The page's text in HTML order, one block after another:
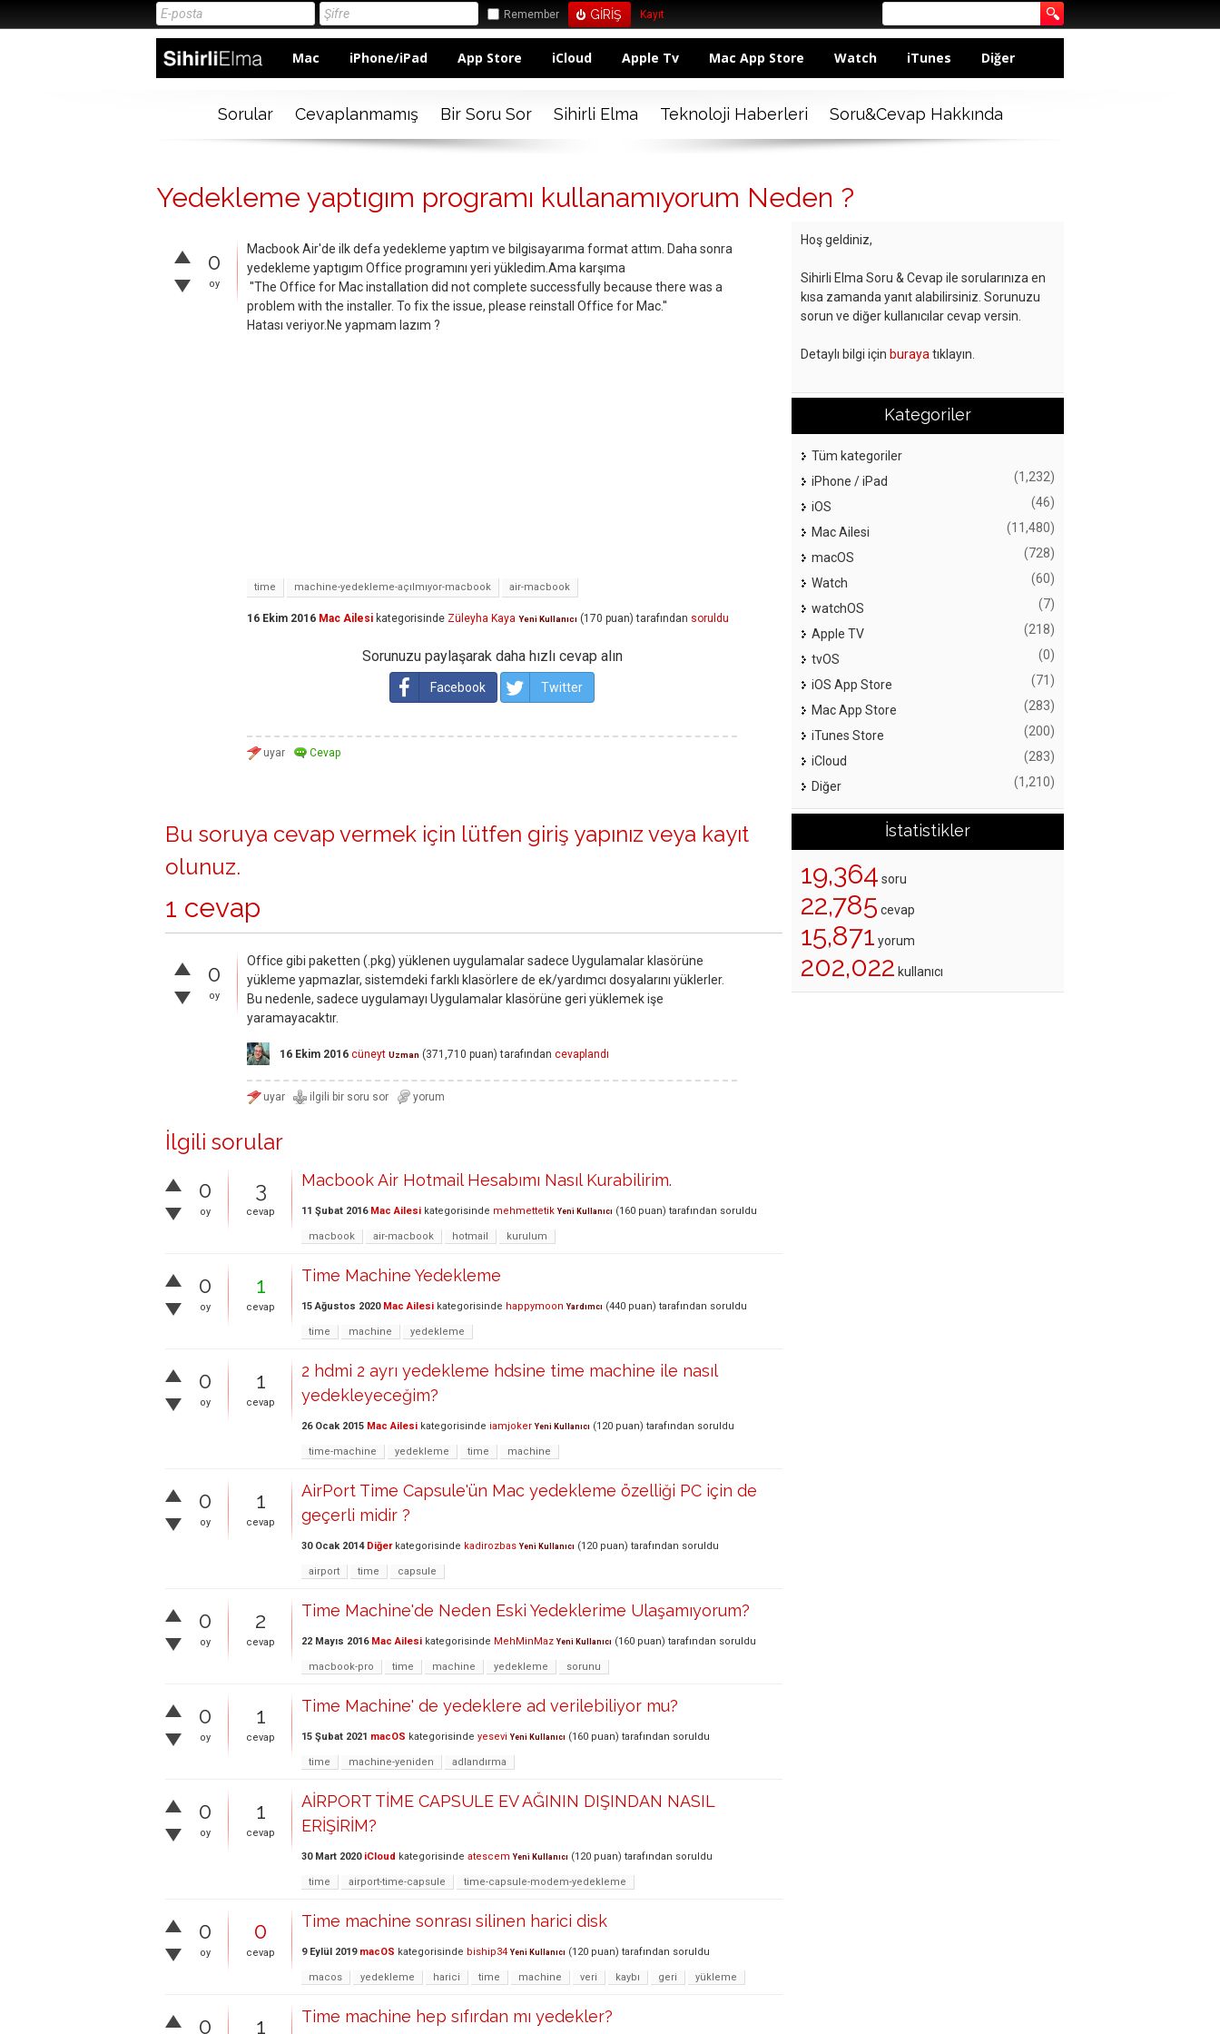
Remember Kayıt
Mac iPhone/iPad App Store iCloud Apple Tv Mac App Store Watch iTunes Diğer
Sorular Cevaplanmamış Bir Soru Sor Sihirli Elma Teknoloji Haberleri Soru&Cevap Hakkında
Yedekleme yaptıgım programı kullanamıyorum Neden ?
0
oy
Macbook Air'de ilk defa yedekleme yaptım ve bilgisayarıma format attım. Daha sonra
yedekleme yaptıgım Office programını yeri yükledim.Ama karşıma
''The Office for Mac installation did not complete successfully because there was a
problem with the installer. To fix the issue, please reinstall Office for Mac.''
Hatası veriyor.Ne yapmam lazım ?
time machine-yedekleme-açılmıyor-macbook air-macbook
16 Ekim 2016 Mac Ailesi kategorisinde Züleyha Kaya Yeni Kullanıcı (170 puan) tarafından soruldu
Sorunuzu paylaşarak daha hızlı cevap alın
Facebook Twitter
Bu soruya cevap vermek için lütfen giriş yapınız veya kayıt
olunuz.
1 cevap
0
oy
Office gibi paketten (.pkg) yüklenen uygulamalar sadece Uygulamalar klasörüne
yükleme yapmazlar, sistemdeki farklı klasörlere de ek/yardımcı dosyalarını yüklerler.
Bu nedenle, sadece uygulamayı Uygulamalar klasörüne geri yüklemek işe
yaramayacaktır.
16 Ekim 2016 cüneyt Uzman (371,710 puan) tarafından cevaplandı
İlgili sorular
0
oy
3
cevap
Macbook Air Hotmail Hesabımı Nasıl Kurabilirim.
11 Şubat 2016 Mac Ailesi kategorisinde mehmettetik Yeni Kullanıcı (160 puan) tarafından soruldu
macbook air-macbook hotmail kurulum
0
oy
1
cevap
Time Machine Yedekleme
15 Ağustos 2020 Mac Ailesi kategorisinde happymoon Yardımcı (440 puan) tarafından soruldu
time machine yedekleme
0
oy
1
cevap
2 hdmi 2 ayrı yedekleme hdsine time machine ile nasıl
yedekleyeceğim?
26 Ocak 2015 Mac Ailesi kategorisinde iamjoker Yeni Kullanıcı (120 puan) tarafından soruldu
time-machine yedekleme time machine
0
oy
1
cevap
AirPort Time Capsule'ün Mac yedekleme özelliği PC için de
geçerli midir ?
30 Ocak 2014 Diğerkategorisinde kadirozbas Yeni Kullanıcı (120 puan) tarafından soruldu
airport time capsule
0
oy
2
cevap
Time Machine'de Neden Eski Yedeklerime Ulaşamıyorum?
22 Mayıs 2016 Mac Ailesi kategorisinde MehMinMaz Yeni Kullanıcı (160 puan) tarafından soruldu
macbook-pro time machine yedekleme sorunu
0
oy
1
cevap
Time Machine' de yedeklere ad verilebiliyor mu?
15 Şubat 2021 macOS kategorisinde yesevi Yeni Kullanıcı (160 puan) tarafından soruldu
time machine-yeniden adlandırma
0
oy
1
cevap
AİRPORT TİME CAPSULE EV AĞININ DIŞINDAN NASIL
ERİŞİRİM?
30 Mart 2020 iCloud kategorisinde atescem Yeni Kullanıcı (120 puan) tarafından soruldu
time airport-time-capsule time-capsule-modem-yedekleme
0
oy
0
cevap
Time machine sonrası silinen harici disk
9 Eylül 2019 macOS kategorisinde biship34 Yeni Kullanıcı (120 puan) tarafından soruldu
macos yedekleme harici time machine veri kaybı geri yükleme
0 1 Time machine hep sıfırdan mı yedekler?
Hoş geldiniz,
Sihirli Elma Soru & Cevap ile sorularınıza en
kısa zamanda yanıt alabilirsiniz. Sorunuzu
sorun ve diğer kullanıcılar cevap versin.
Detaylı bilgi için buraya tıklayın.
Kategoriler
Tüm kategoriler
iPhone / iPad
(1,232)
iOS (46)
Mac Ailesi (11,480)
macOS (728)
Watch (60)
watchOS (7)
Apple TV (218)
tvOS (0)
iOS App Store (71)
Mac App Store (283)
iTunes Store (200)
iCloud (283)
Diğer (1,210)
İstatistikler
19,364 soru
22,785 cevap
15,871 yorum
202,022 kullanıcı